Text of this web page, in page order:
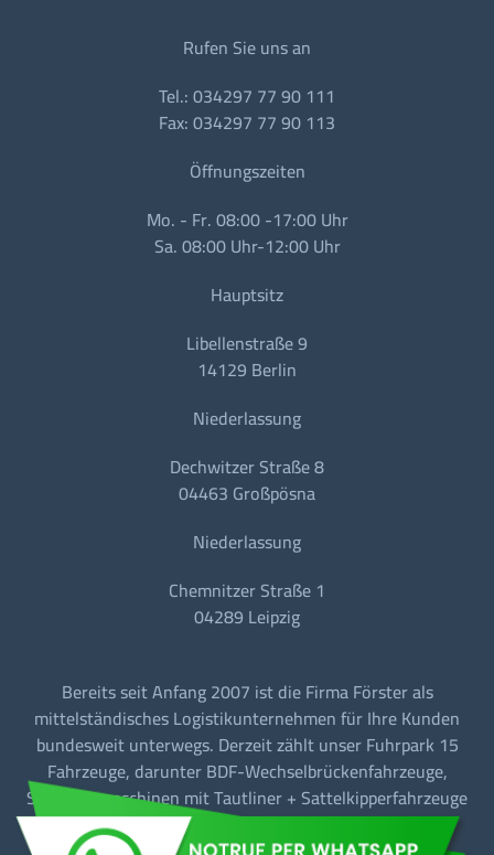
Rufen Sie uns an
Tel.: 034297 77 90 111
Fax: 034297 77 90 113
Öffnungszeiten
Mo. - Fr. 08:00 -17:00 Uhr
Sa. 08:00 Uhr-12:00 Uhr
Hauptsitz
Libellenstraße 9
14129 Berlin
Niederlassung
Dechwitzer Straße 8
04463 Großpösna
Niederlassung
Chemnitzer Straße 1
04289 Leipzig
Bereits seit Anfang 2007 ist die Firma Förster als
mittelständisches Logistikunternehmen für Ihre Kunden
bundesweit unterwegs. Derzeit zählt unser Fuhrpark 15
Fahrzeuge, darunter BDF-Wechselbrückenfahrzeuge,
Sattelzugmaschinen mit Tautliner + Sattelkipperfahrzeuge
für den Baustellen-/Linien-/Begegnungs- und